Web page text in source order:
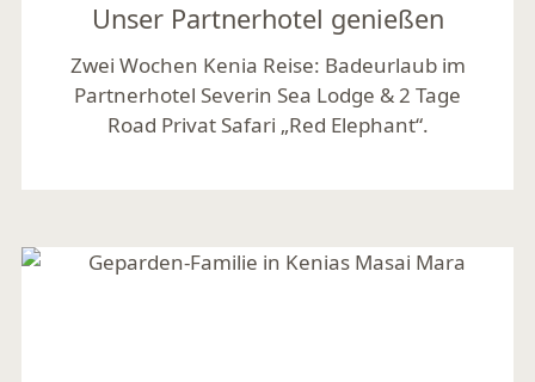
Unser Partnerhotel genießen
Zwei Wochen Kenia Reise: Badeurlaub im
Partnerhotel Severin Sea Lodge & 2 Tage
Road Privat Safari „Red Elephant“.